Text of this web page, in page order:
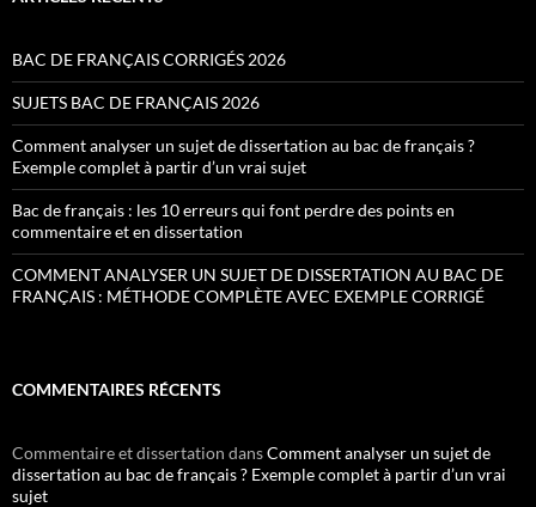
BAC DE FRANÇAIS CORRIGÉS 2026
SUJETS BAC DE FRANÇAIS 2026
Comment analyser un sujet de dissertation au bac de français ?
Exemple complet à partir d’un vrai sujet
Bac de français : les 10 erreurs qui font perdre des points en
commentaire et en dissertation
COMMENT ANALYSER UN SUJET DE DISSERTATION AU BAC DE
FRANÇAIS : MÉTHODE COMPLÈTE AVEC EXEMPLE CORRIGÉ
COMMENTAIRES RÉCENTS
Commentaire et dissertation dansComment analyser un sujet de
dissertation au bac de français ? Exemple complet à partir d’un vrai
sujet